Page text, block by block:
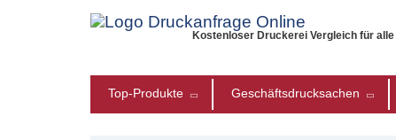
Kostenloser Druckerei Vergleich für
Top-Produkte Geschäftsdrucksachen